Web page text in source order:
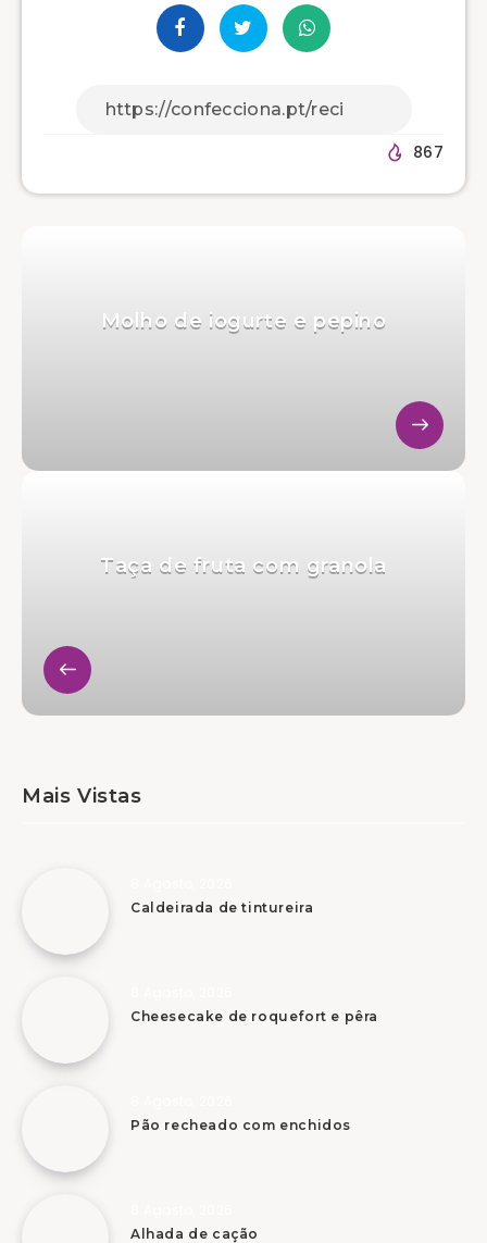
867
Molho de iogurte e pepino
Taça de fruta com granola
Mais Vistas
Caldeirada de tintureira
Cheesecake de roquefort e pêra
Pão recheado com enchidos
Alhada de cação